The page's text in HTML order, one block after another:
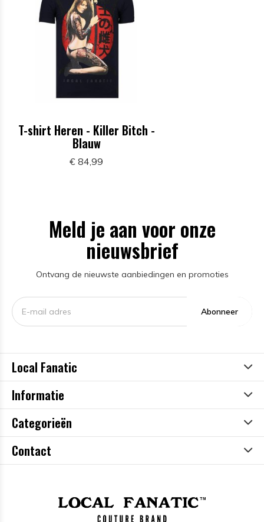
T-shirt Heren - Killer Bitch -
Blauw
€ 84,99
Meld je aan voor onze
nieuwsbrief
Ontvang de nieuwste aanbiedingen en promoties
Abonneer
Local Fanatic
Informatie
Categorieën
Contact